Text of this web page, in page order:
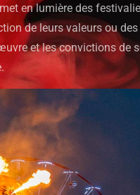
en lumière des
de leurs valeurs ou
et les convictions de